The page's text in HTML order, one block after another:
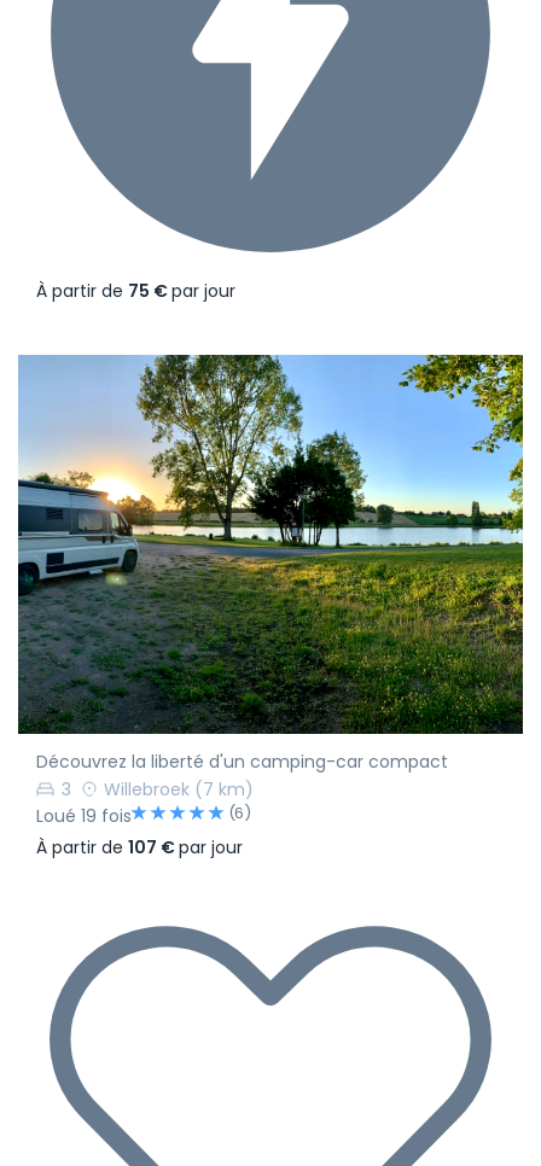
À partir de 75 €par jour
Découvrez la liberté d'un camping-car compact
3
Willebroek (7 km)
Loué 19 fois
(6)
À partir de 107 €par jour